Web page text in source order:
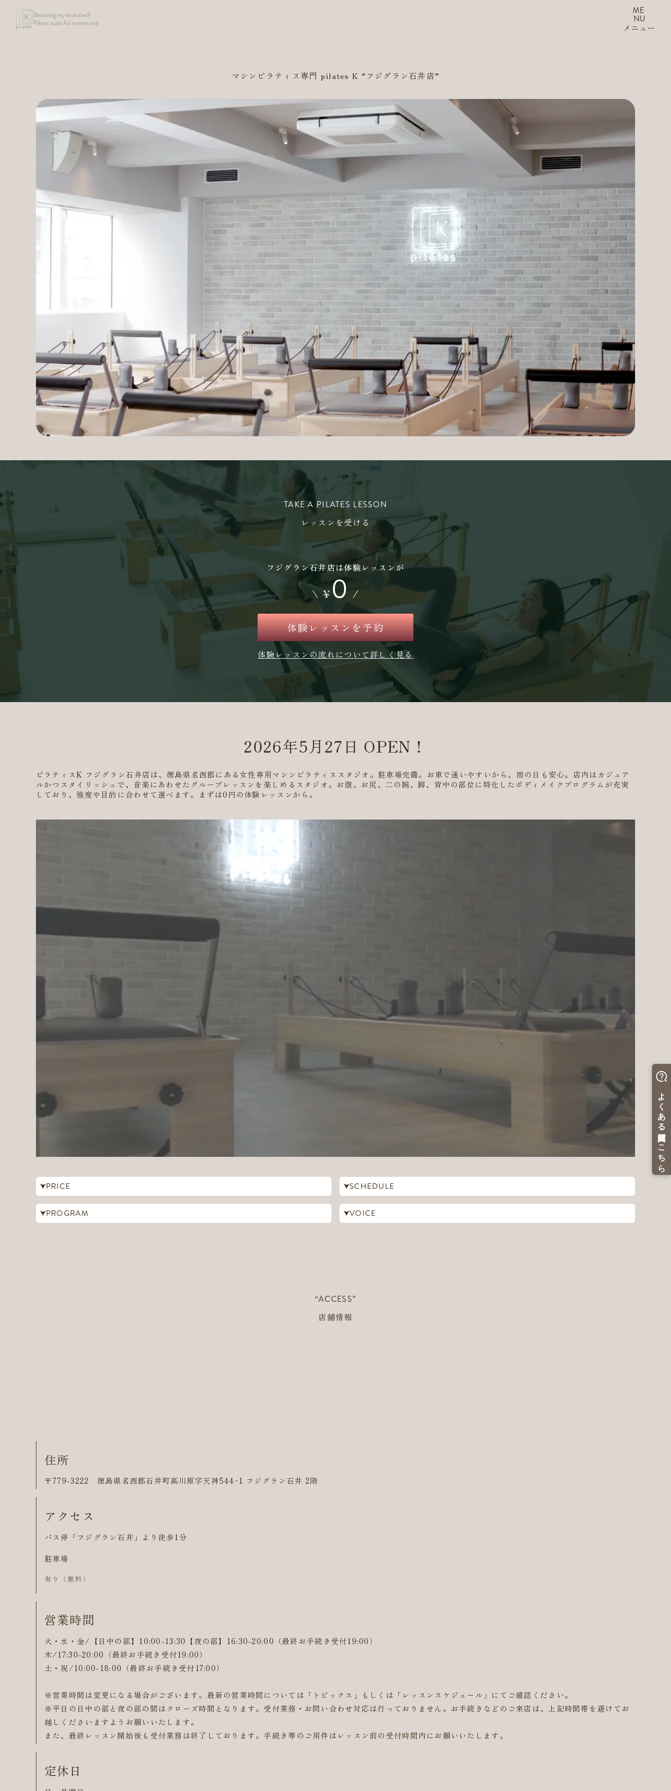
Becoming my neutral self.
Pilates studio for women only.
ME
NU
メニュー
マシンピラティス専門 pilates K “フジグラン石井店”
TAKE A PILATES LESSON
レッスンを受ける
フジグラン石井店は体験レッスンが
\ ¥0 /
体験レッスンを予約
体験レッスンの流れについて詳しく見る
2026年5月27日 OPEN！
ピラティスK フジグラン石井店は、徳島県名西郡にある女性専用マシンピラティススタジオ。駐車場完備。お車で通いやすいから、雨の日も安心。店内はカジュア
ルかつスタイリッシュで、音楽にあわせたグループレッスンを楽しめるスタジオ。お腹、お尻、二の腕、脚、背中の部位に特化したボディメイクプログラムが充実
しており、強度や目的に合わせて選べます。まずは0円の体験レッスンから。
PRICE SCHEDULE
PROGRAM VOICE
“ACCESS”
店舗情報
住所
〒779-3222 徳島県名西郡石井町高川原字天神544ｰ1 フジグラン石井 2階
アクセス
バス停「フジグラン石井」より徒歩1分
駐車場
有り（無料）
営業時間
火・水・金/【日中の部】10:00-13:30【夜の部】16:30-20:00（最終お手続き受付19:00）
木/17:30-20:00（最終お手続き受付19:00）
土・祝/10:00-18:00（最終お手続き受付17:00）
※営業時間は変更になる場合がございます。最新の営業時間については「トピックス」もしくは「レッスンスケジュール」にてご確認ください。
※平日の日中の部と夜の部の間はクローズ時間となります。受付業務・お問い合わせ対応は行っておりません。お手続きなどのご来店は、上記時間帯を避けてお
越しくださいますようお願いいたします。
また、最終レッスン開始後も受付業務は終了しております。手続き等のご用件はレッスン前の受付時間内にお願いいたします。
定休日